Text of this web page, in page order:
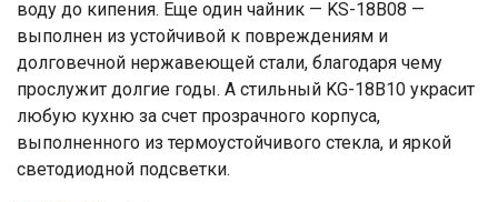
воду до кипения. Еще один чайник — KS-18B08 —
выполнен из устойчивой к повреждениям и
долговечной нержавеющей стали, благодаря чему
прослужит долгие годы. А стильный KG-18В10 украсит
любую кухню за счет прозрачного корпуса,
выполненного из термоустойчивого стекла, и яркой
светодиодной подсветки.